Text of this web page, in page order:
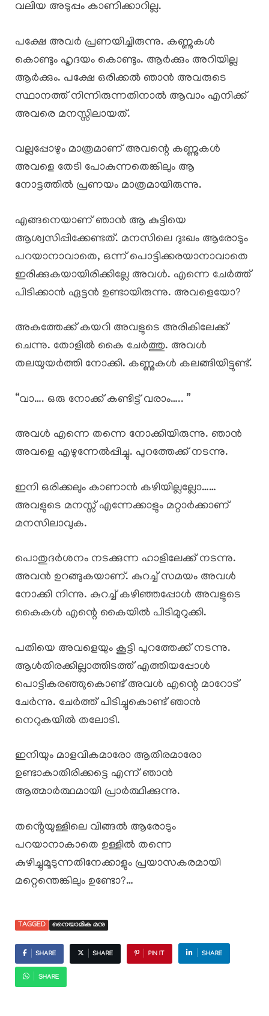
വലിയ അടുപ്പം കാണിക്കാറില്ല.
പക്ഷേ അവർ പ്രണയിച്ചിരുന്നു. കണ്ണുകൾ
കൊണ്ടും ഹൃദയം കൊണ്ടും. ആർക്കും അറിയില്ല
ആർക്കും. പക്ഷേ ഒരിക്കൽ ഞാൻ അവരുടെ
സ്ഥാനത്ത് നിന്നിരുന്നതിനാൽ ആവാം എനിക്ക്
അവരെ മനസ്സിലായത്.
വല്ലപ്പോഴും മാത്രമാണ് അവന്റെ കണ്ണുകൾ
അവളെ തേടി പോകുന്നതെങ്കിലും ആ
നോട്ടത്തിൽ പ്രണയം മാത്രമായിരുന്നു.
എങ്ങനെയാണ് ഞാൻ ആ കുട്ടിയെ
ആശ്വസിപ്പിക്കേണ്ടത്. മനസിലെ ദുഃഖം ആരോടും
പറയാനാവാതെ, ഒന്ന് പൊട്ടിക്കരയാനാവാതെ
ഇരിക്കുകയായിരിക്കില്ലേ അവൾ. എന്നെ ചേർത്ത്
പിടിക്കാൻ ഏട്ടൻ ഉണ്ടായിരുന്നു. അവളെയോ?
അകത്തേക്ക് കയറി അവളുടെ അരികിലേക്ക്
ചെന്നു. തോളിൽ കൈ ചേർത്തു. അവൾ
തലയുയർത്തി നോക്കി. കണ്ണുകൾ കലങ്ങിയിട്ടുണ്ട്.
“വാ…. ഒരു നോക്ക് കണ്ടിട്ട് വരാം….. ”
അവൾ എന്നെ തന്നെ നോക്കിയിരുന്നു. ഞാൻ
അവളെ എഴുന്നേൽപ്പിച്ചു. പുറത്തേക്ക് നടന്നു.
ഇനി ഒരിക്കലും കാണാൻ കഴിയില്ലല്ലോ……
അവളുടെ മനസ്സ് എന്നേക്കാളും മറ്റാർക്കാണ്
മനസിലാവുക.
പൊതുദർശനം നടക്കുന്ന ഹാളിലേക്ക് നടന്നു.
അവൻ ഉറങ്ങുകയാണ്. കുറച്ച് സമയം അവൾ
നോക്കി നിന്നു. കുറച്ച് കഴിഞ്ഞപ്പോൾ അവളുടെ
കൈകൾ എന്റെ കൈയിൽ പിടിമുറുക്കി.
പതിയെ അവളെയും കൂട്ടി പുറത്തേക്ക് നടന്നു.
ആൾതിരക്കില്ലാത്തിടത്ത് എത്തിയപ്പോൾ
പൊട്ടികരഞ്ഞുകൊണ്ട് അവൾ എന്റെ മാറോട്
ചേർന്നു. ചേർത്ത് പിടിച്ചുകൊണ്ട് ഞാൻ
നെറുകയിൽ തലോടി.
ഇനിയും മാളവികമാരോ ആതിരമാരോ
ഉണ്ടാകാതിരിക്കട്ടെ എന്ന് ഞാൻ
ആത്മാർത്ഥമായി പ്രാർത്ഥിക്കുന്നു.
തൻ്റെയുള്ളിലെ വിങ്ങൽ ആരോടും
പറയാനാകാതെ ഉള്ളിൽ തന്നെ
കുഴിച്ചുമൂടുന്നതിനേക്കാളും പ്രയാസകരമായി
മറ്റെന്തെങ്കിലും ഉണ്ടോ?…
TAGGED നൈയാമിക മനു
SHARE SHARE PIN IT SHARE
SHARE